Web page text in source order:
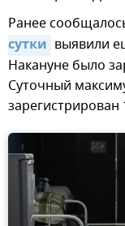
Ранее
сутки выявили
Накануне было
Суточный
зарегистрирован